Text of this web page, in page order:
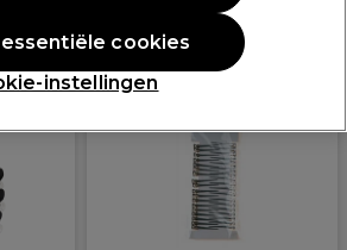
PROMOTIE
instellingen
cookies